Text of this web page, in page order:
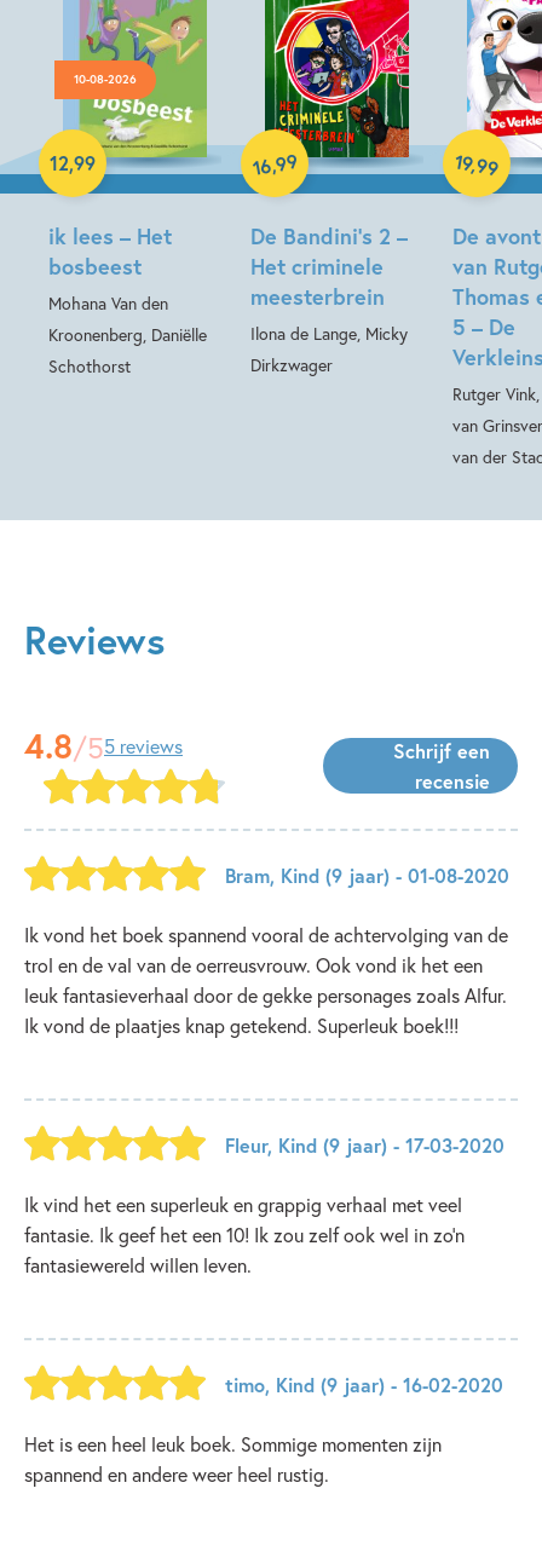
10-08-2026
ik lees – Het
bosbeest
Mohana Van den
Kroonenberg, Daniëlle
Schothorst
12,99
Hardcover
De Bandini’s 2 –
Het criminele
meesterbrein
Ilona de Lange, Micky
Dirkzwager
16,99
Hardcover
De
van
Thomas
5 – De
Rutger
van
van der
19,99
Hardcover
Reviews
4.8/55 reviews
Schrijf een
recensie
Bram, Kind (9 jaar) - 01-08-2020
Ik vond het boek spannend vooral de achtervolging van de
trol en de val van de oerreusvrouw. Ook vond ik het een
leuk fantasieverhaal door de gekke personages zoals Alfur.
Ik vond de plaatjes knap getekend. Superleuk boek!!!
Fleur, Kind (9 jaar) - 17-03-2020
Ik vind het een superleuk en grappig verhaal met veel
fantasie. Ik geef het een 10! Ik zou zelf ook wel in zo’n
fantasiewereld willen leven.
timo, Kind (9 jaar) - 16-02-2020
Het is een heel leuk boek. Sommige momenten zijn
spannend en andere weer heel rustig.